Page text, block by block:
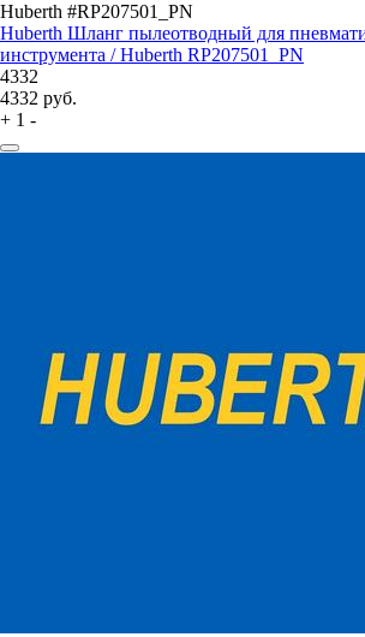
Huberth #RP207501_PN
Huberth Шланг пылеотводный для
инструмента / Huberth RP207501_PN
4332
4332 руб.
+ 1 -